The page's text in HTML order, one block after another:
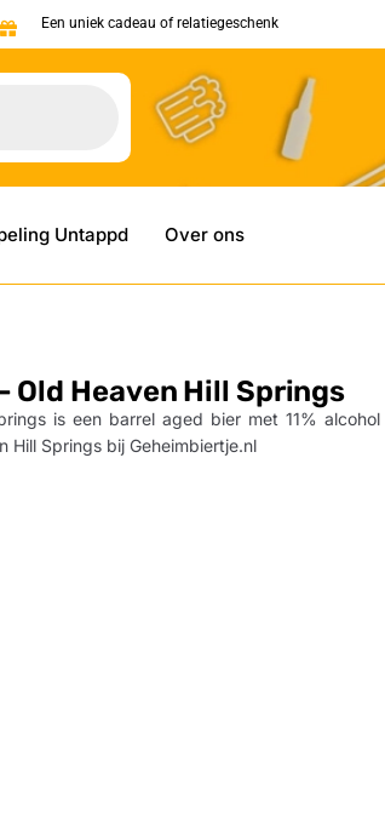
Een uniek cadeau of relatiegeschenk
Untappd Over ons
Old Heaven Hill Springs
is een barrel aged bier met 11% alcohol |
Hill Springs bij Geheimbiertje.nl